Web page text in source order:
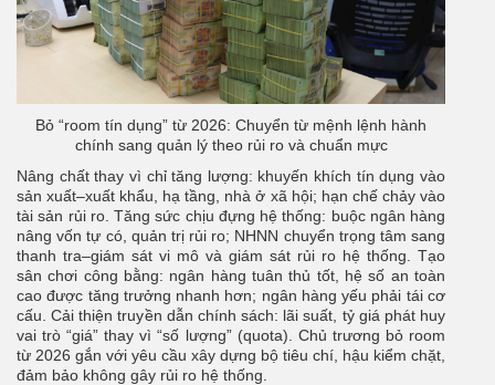
Bỏ “room tín dụng” từ 2026: Chuyển từ mệnh lệnh hành
chính sang quản lý theo rủi ro và chuẩn mực
Nâng chất thay vì chỉ tăng lượng: khuyến khích tín dụng vào
sản xuất–xuất khẩu, hạ tầng, nhà ở xã hội; hạn chế chảy vào
tài sản rủi ro. Tăng sức chịu đựng hệ thống: buộc ngân hàng
nâng vốn tự có, quản trị rủi ro; NHNN chuyển trọng tâm sang
thanh tra–giám sát vi mô và giám sát rủi ro hệ thống. Tạo
sân chơi công bằng: ngân hàng tuân thủ tốt, hệ số an toàn
cao được tăng trưởng nhanh hơn; ngân hàng yếu phải tái cơ
cấu. Cải thiện truyền dẫn chính sách: lãi suất, tỷ giá phát huy
vai trò “giá” thay vì “số lượng” (quota). Chủ trương bỏ room
từ 2026 gắn với yêu cầu xây dựng bộ tiêu chí, hậu kiểm chặt,
đảm bảo không gây rủi ro hệ thống.